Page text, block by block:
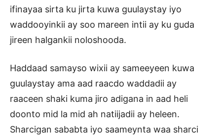
ifinayaa sirta ku jirta kuwa guulaystay iyo
waddooyinkii ay soo mareen intii ay ku guda
jireen halgankii noloshooda.
Haddaad samayso wixii ay sameeyeen kuwa
guulaystay ama aad raacdo waddadii ay
raaceen shaki kuma jiro adigana in aad heli
doonto mid la mid ah natiijadii ay heleen.
Sharcigan sababta iyo saameynta waa sharci